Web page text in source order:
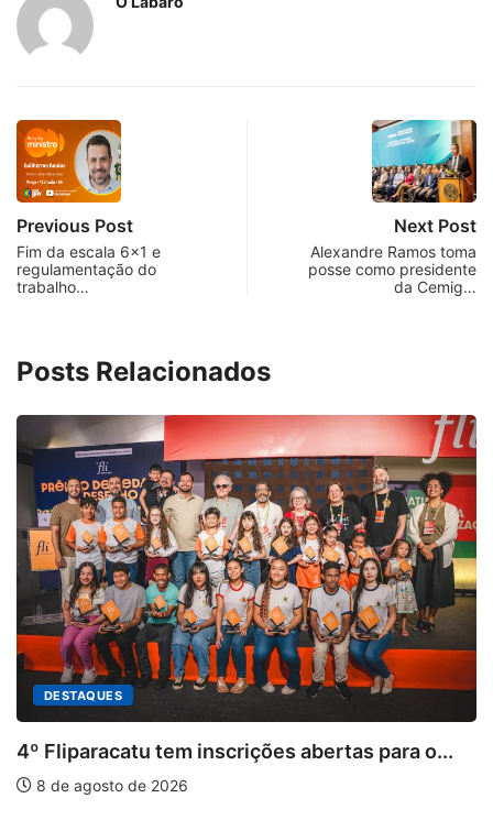
Previous Post
Fim da escala 6×1 e
regulamentação do
trabalho…
Next Post
Alexandre Ramos toma
posse como presidente
da Cemig…
Posts Relacionados
abertas para o...